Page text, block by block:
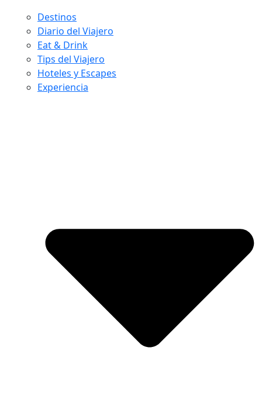
Destinos
Diario del Viajero
Eat & Drink
Tips del Viajero
Hoteles y Escapes
Experiencia